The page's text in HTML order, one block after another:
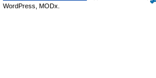
WordPress, MODx.